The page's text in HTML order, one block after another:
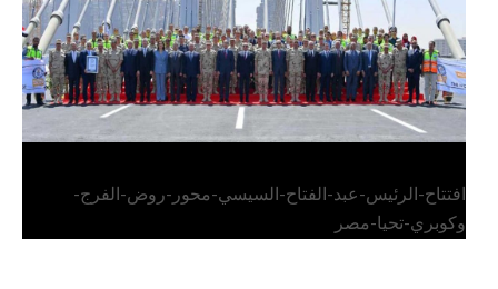
افتتاح-الرئيس-عبد-الفتاح-السيسي-محور-روض-الفرج-
وكوبري-تحيا-مصر